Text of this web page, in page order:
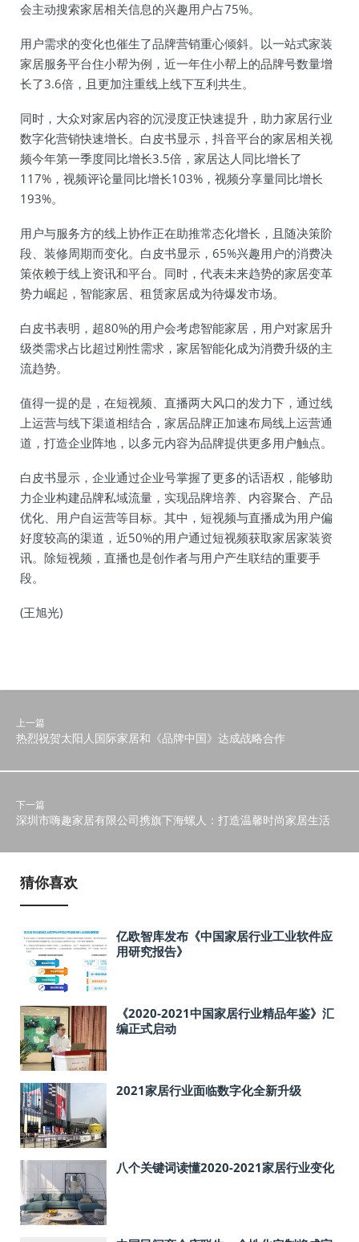
会主动搜索家居相关信息的兴趣用户占75%。
用户需求的变化也催生了品牌营销重心倾斜。以一站式家装
家居服务平台住小帮为例，近一年住小帮上的品牌号数量增
长了3.6倍，且更加注重线上线下互利共生。
同时，大众对家居内容的沉浸度正快速提升，助力家居行业
数字化营销快速增长。白皮书显示，抖音平台的家居相关视
频今年第一季度同比增长3.5倍，家居达人同比增长了
117%，视频评论量同比增长103%，视频分享量同比增长
193%。
用户与服务方的线上协作正在助推常态化增长，且随决策阶
段、装修周期而变化。白皮书显示，65%兴趣用户的消费决
策依赖于线上资讯和平台。同时，代表未来趋势的家居变革
势力崛起，智能家居、租赁家居成为待爆发市场。
白皮书表明，超80%的用户会考虑智能家居，用户对家居升
级类需求占比超过刚性需求，家居智能化成为消费升级的主
流趋势。
值得一提的是，在短视频、直播两大风口的发力下，通过线
上运营与线下渠道相结合，家居品牌正加速布局线上运营通
道，打造企业阵地，以多元内容为品牌提供更多用户触点。
白皮书显示，企业通过企业号掌握了更多的话语权，能够助
力企业构建品牌私域流量，实现品牌培养、内容聚合、产品
优化、用户自运营等目标。其中，短视频与直播成为用户偏
好度较高的渠道，近50%的用户通过短视频获取家居家装资
讯。除短视频，直播也是创作者与用户产生联结的重要手
段。
(王旭光)
上一篇
热烈祝贺太阳人国际家居和《品牌中国》达成战略合作
下一篇
深圳市嗨趣家居有限公司携旗下海螺人：打造温馨时尚家居生活
猜你喜欢
亿欧智库发布《中国家居行业工业软件应
用研究报告》
《2020-2021中国家居行业精品年鉴》汇
编正式启动
2021家居行业面临数字化全新升级
八个关键词读懂2020-2021家居行业变化